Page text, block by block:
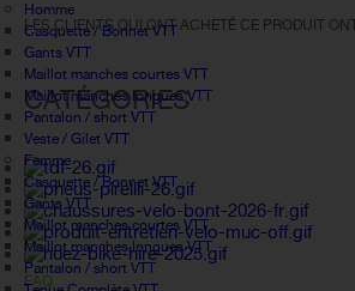
Homme
Casquette / Bonnet VTT
Gants VTT
Maillot manches courtes VTT
Maillot manches longues VTT
Pantalon / short VTT
Veste / Gilet VTT
Femme
Casquette / Bonnet VTT
Gants VTT
Maillot manches courtes VTT
Maillot manches longues VTT
Pantalon / short VTT
LES CLIENTS QUI ONT ACHETÉ CE PRODUIT
CATÉGORIES
FAQ